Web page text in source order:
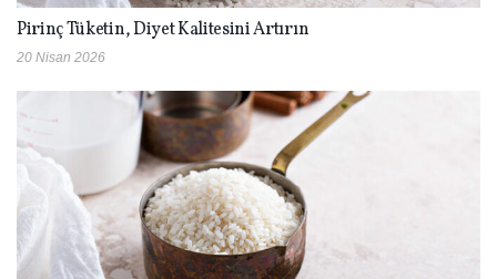
Pirinç Tüketin, Diyet Kalitesini Artırın
20 Nisan 2026